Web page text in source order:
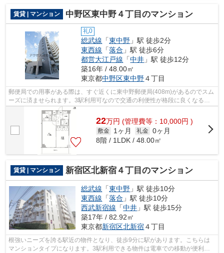
賃貸 | マンション 中野区東中野４丁目のマンション
礼0
総武線 「東中野 」駅 徒歩2分
東西線 「落合 」駅 徒歩6分
都営大江戸線 「中井 」駅 徒歩12分
築16年 / 48.00㎡
東京都中野区東中野４丁目
郵便局での用事がある際は、すぐ近くに東中野郵便局(408m)があるのでスム
ーズに済ませられます。3駅利用可なので交通の利便性が格段に良くなるの
が魅力です。敷地内にごみ置き場がある...
22万円 (管理費等：10,000円 )
敷金 1ヶ月 礼金 0ヶ月
8階 / 1LDK / 48.00㎡
賃貸 | マンション 新宿区北新宿４丁目のマンション
総武線 「東中野 」駅 徒歩10分
東西線 「落合 」駅 徒歩10分
西武新宿線 「中井 」駅 徒歩15分
築17年 / 82.92㎡
東京都新宿区北新宿４丁目
根強いニーズを誇る駅近の物件となり、徒歩9分に駅があります。こちらは
マンションタイプになります。3駅利用できる物件は電車での移動が便利で